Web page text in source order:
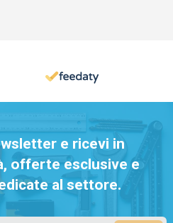
e ricevi in
offerte esclusive e
al settore.